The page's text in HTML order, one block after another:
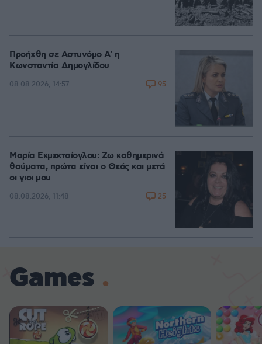
Προήχθη σε Αστυνόμο Α' η
Κωνσταντία Δημογλίδου
08.08.2026, 14:57 95
Μαρία Εκμεκτσίογλου: Ζω καθημερινά
θαύματα, πρώτα είναι ο Θεός και μετά
οι γιοι μου
08.08.2026, 11:48 25
Games